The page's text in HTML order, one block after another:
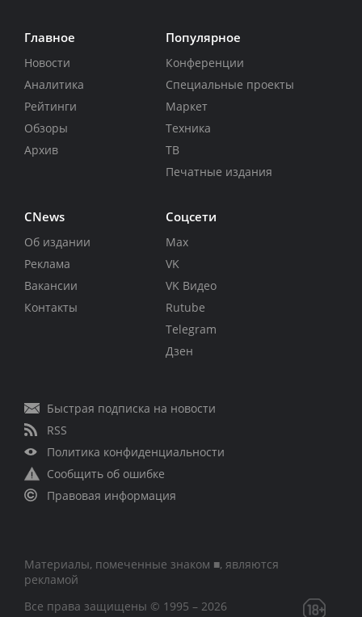
Главное
Новости
Аналитика
Рейтинги
Обзоры
Архив
Популярное
Конференции
Специальные проекты
Маркет
Техника
ТВ
Печатные издания
CNews
Об издании
Реклама
Вакансии
Контакты
Соцсети
Max
VK
VK Видео
Rutube
Telegram
Дзен
Быстрая подписка на новости
RSS
Политика конфиденциальности
Сообщить об ошибке
Правовая информация
Материалы, помеченные знаком ■, являются
рекламой
Все права защищены © 1995 – 2026